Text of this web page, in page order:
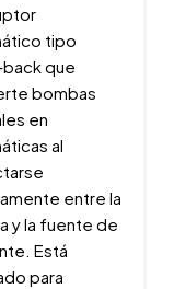
tipo
que
bombas
en
al
entre la
y la fuente de
Está
para